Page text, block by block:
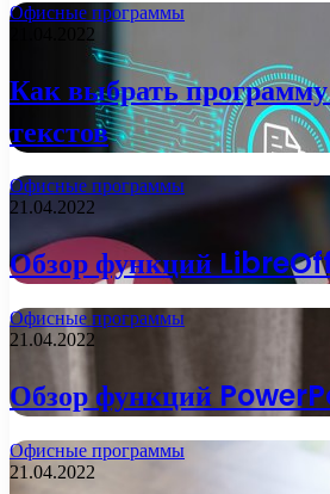
Офисные программы
21.04.2022
Как выбрать
текстов
Офисные программы
21.04.2022
Обзор функций
Офисные программы
21.04.2022
Обзор функций
Офисные программы
21.04.2022